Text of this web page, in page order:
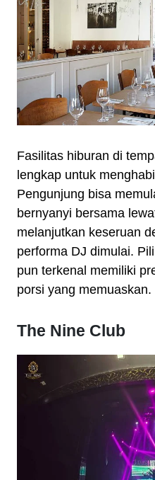
Fasilitas hiburan di
lengkap untuk
Pengunjung bisa
bernyanyi bersama
melanjutkan keseruan
performa DJ dimulai.
pun terkenal memiliki
porsi yang memuaskan.
The Nine Club